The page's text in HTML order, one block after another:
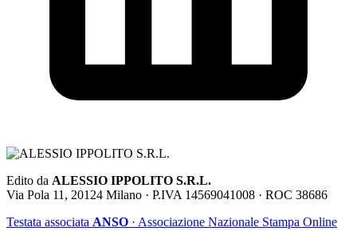
Edito da ALESSIO IPPOLITO S.R.L.
Via Pola 11, 20124 Milano · P.IVA 14569041008 · ROC 38686
Testata associata ANSO · Associazione Nazionale Stampa Online